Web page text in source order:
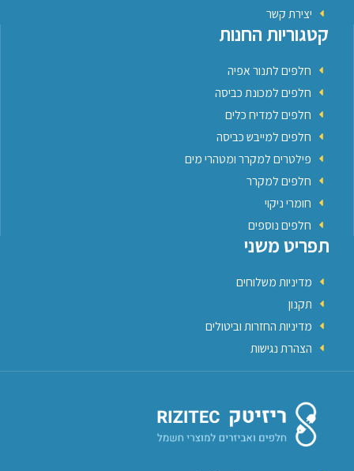
יצירת קשר
קטגוריות החנות
חלפים לתנור אפיה
חלפים למכונת כביסה
חלפים למדיח כלים
חלפים למייבש כביסה
פילטרים למקרר ומטהרי מים
חלפים למקרר
חומרי ניקוי
חלפים נוספים
תפריט משני
מדיניות משלוחים
תקנון
מדיניות החזרות וביטולים
הצהרת נגישות